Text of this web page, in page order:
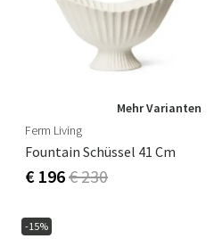
Mehr Varianten
Ferm Living
Fountain Schüssel 41 Cm
€ 196€ 230
-15%